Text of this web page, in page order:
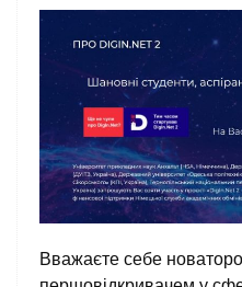
Вважаєте себе